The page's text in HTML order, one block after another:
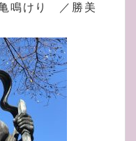
鳴けり ／勝美